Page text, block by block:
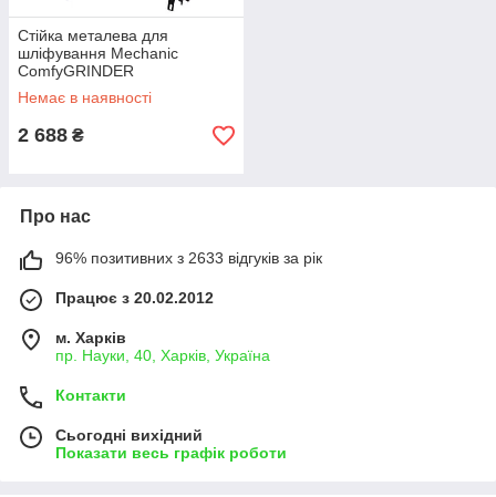
Стійка металева для
шліфування Mechanic
ComfyGRINDER
Немає в наявності
2 688 ₴
Про нас
96% позитивних з 2633 відгуків за рік
Працює з 20.02.2012
м. Харків
пр. Науки, 40, Харків, Україна
Контакти
Сьогодні вихідний
Показати весь графік роботи